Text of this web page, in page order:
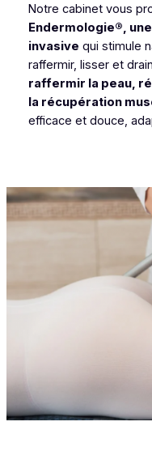
Notre cabinet vous
Endermologie®,
invasive qui stimule
raffermir, lisser et
raffermir la peau,
la récupération
efficace et douce,